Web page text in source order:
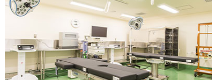
11月27日（木）17時30分～19時
岡山大学病院 第3回次世代医療機器開発人材育成プログラ
ム 医療機器開発コース 申込受付中